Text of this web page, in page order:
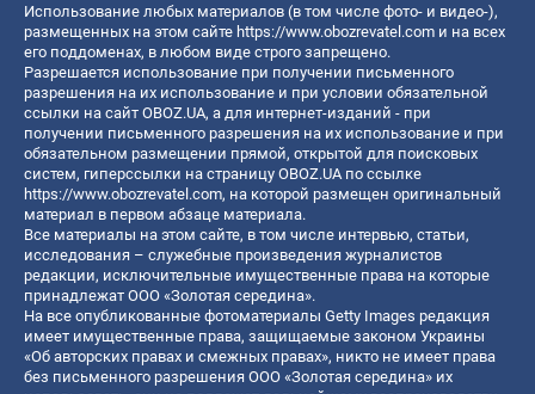
Использование любых материалов (в том числе фото- и видео-),
размещенных на этом сайте https://www.obozrevatel.com и на всех
его поддоменах, в любом виде строго запрещено.
Разрешается использование при получении письменного
разрешения на их использование и при условии обязательной
ссылки на сайт OBOZ.UA, а для интернет-изданий - при
получении письменного разрешения на их использование и при
обязательном размещении прямой, открытой для поисковых
систем, гиперссылки на страницу OBOZ.UA по ссылке
https://www.obozrevatel.com, на которой размещен оригинальный
материал в первом абзаце материала.
Все материалы на этом сайте, в том числе интервью, статьи,
исследования – служебные произведения журналистов
редакции, исключительные имущественные права на которые
принадлежат ООО «Золотая середина».
На все опубликованные фотоматериалы Getty Images редакция
имеет имущественные права, защищаемые законом Украины
«Об авторских правах и смежных правах», никто не имеет права
без письменного разрешения ООО «Золотая середина» их